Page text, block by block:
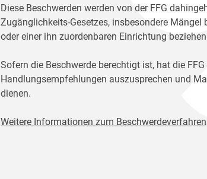
Diese Beschwerden werden von der FFG
Zugänglichkeits-Gesetzes, insbesondere
oder einer ihn zuordenbaren Einrichtung
Sofern die Beschwerde berechtigt ist, hat die
Handlungsempfehlungen auszusprechen und
dienen.
Weitere Informationen zum Beschwerdeverfahren